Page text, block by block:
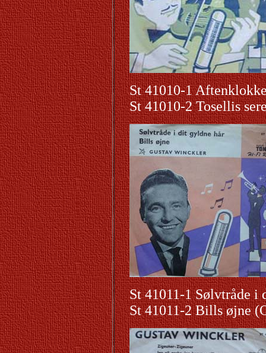
St 41010-1
St 41010-2 Tosellis
St 41011-1 Sølvtråde i
St 41011-2 Bills øjne